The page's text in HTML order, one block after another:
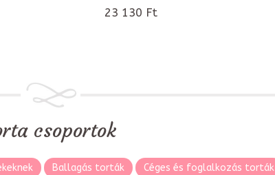
23 130 Ft
csoportok
Ballagás torták Céges és foglalkozás torták